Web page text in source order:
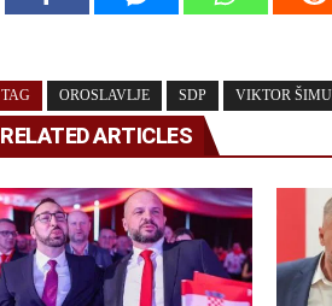
TAG OROSLAVLJE SDP VIKTOR
RELATED ARTICLES